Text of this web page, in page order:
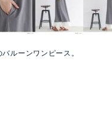
ルーンワンピース。